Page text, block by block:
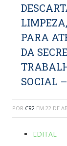
PARA
DA
SOCIAL
POR CR2 EM 22 DE
EDITAL